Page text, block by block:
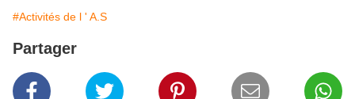
#Activités de l ' A.S
Partager